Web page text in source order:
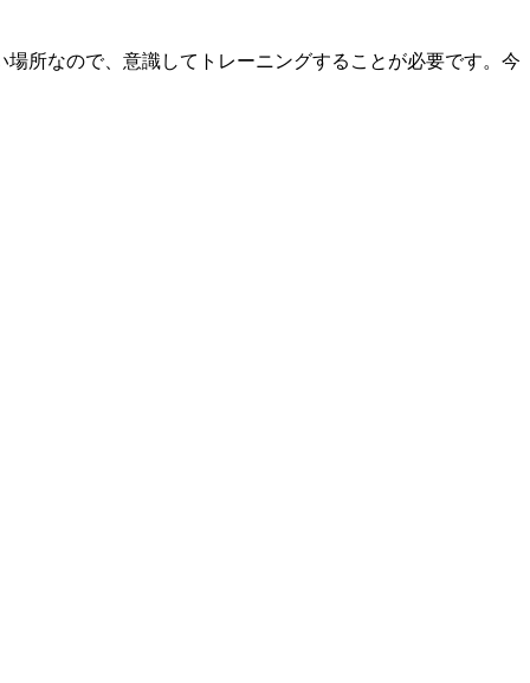
所なので、意識してトレーニングすることが必要です。今